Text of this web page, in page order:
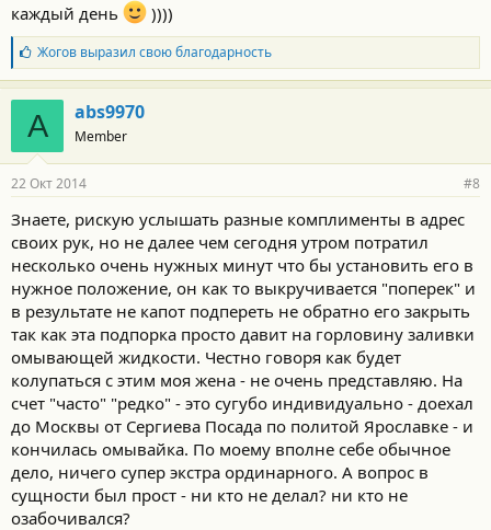
каждый день
))))
Б
л
а
г
о
д
а
н
с
т
и
Жоговвыразил свою благодарность
A abs9970
Member
22 Окт 2014 #8
Знаете, рискую услышать разные комплименты в адрес
своих рук, но не далее чем сегодня утром потратил
несколько очень нужных минут что бы установить его в
нужное положение, он как то выкручивается "поперек" и
в результате не капот подпереть не обратно его закрыть
так как эта подпорка просто давит на горловину заливки
омывающей жидкости. Честно говоря как будет
колупаться с этим моя жена - не очень представляю. На
счет "часто" "редко" - это сугубо индивидуально - доехал
до Москвы от Сергиева Посада по политой Ярославке - и
кончилась омывайка. По моему вполне себе обычное
дело, ничего супер экстра ординарного. А вопрос в
сущности был прост - ни кто не делал? ни кто не
озабочивался?